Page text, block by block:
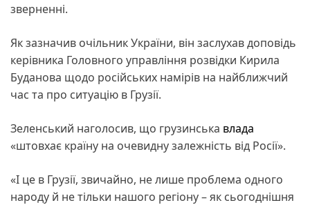
зверненні.
Як зазначив очільник України, він заслухав доповідь
керівника Головного управління розвідки Кирила
Буданова щодо російських намірів на найближчий
час та про ситуацію в Грузії.
Зеленський наголосив, що грузинська влада
«штовхає країну на очевидну залежність від Росії».
«І це в Грузії, звичайно, не лише проблема одного
народу й не тільки нашого регіону – як сьогоднішня